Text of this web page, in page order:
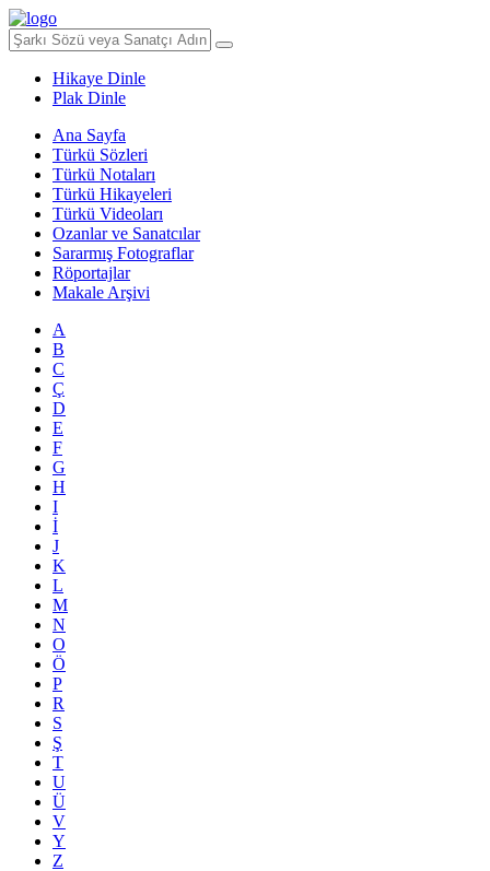
Hikaye Dinle
Plak Dinle
Ana Sayfa
Türkü Sözleri
Türkü Notaları
Türkü Hikayeleri
Türkü Videoları
Ozanlar ve Sanatcılar
Sararmış Fotograflar
Röportajlar
Makale Arşivi
A
B
C
Ç
D
E
F
G
H
I
İ
J
K
L
M
N
O
Ö
P
R
S
Ş
T
U
Ü
V
Y
Z